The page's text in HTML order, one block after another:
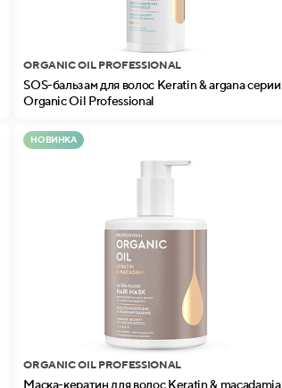
ORGANIC OIL PROFESSIONAL
SOS-бальзам для волос Keratin & argana серии
Organic Oil Professional
НОВИНКА
ORGANIC OIL PROFESSIONAL